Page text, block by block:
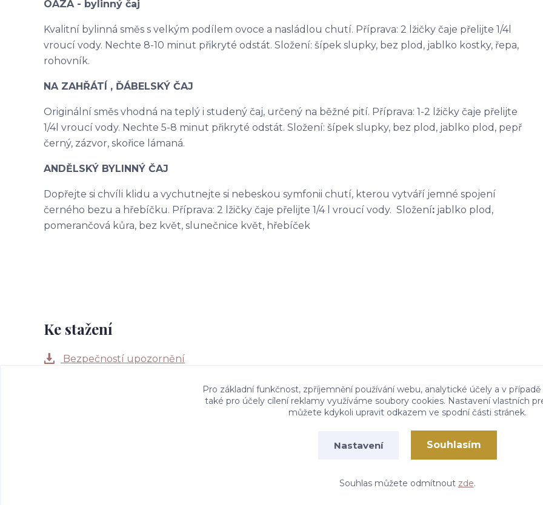
OÁZA - bylinný čaj
Kvalitní bylinná směs s velkým podílem ovoce a nasládlou chutí. Příprava: 2 lžičky čaje přelijte 1/4l
vroucí vody. Nechte 8-10 minut přikryté odstát. Složení: šípek slupky, bez plod, jablko kostky, řepa,
rohovník.
NA ZAHŘÁTÍ , ĎÁBELSKÝ ČAJ
Originální směs vhodná na teplý i studený čaj, určený na běžné pití. Příprava: 1-2 lžičky čaje přelijte
1/4l vroucí vody. Nechte 5-8 minut přikryté odstát. Složení: šípek slupky, bez plod, jablko plod, pepř
černý, zázvor, skořice lámaná.
ANDĚLSKÝ BYLINNÝ ČAJ
Dopřejte si chvíli klidu a vychutnejte si nebeskou symfonii chutí, kterou vytváří jemné spojení
černého bezu a hřebíčku. Příprava: 2 lžičky čaje přelijte 1/4 l vroucí vody. Složení: jablko plod,
pomerančová kůra, bez květ, slunečnice květ, hřebíček
Ke stažení
Bezpečností upozornění
Pro základní funkčnost, zpříjemnění používání webu, analytické účely a v případě
také pro účely cílení reklamy využíváme soubory cookies. Nastavení vlastních
můžete kdykoli upravit odkazem ve spodní části stránek.
Nastavení Souhlasím
Souhlas můžete odmítnout zde.